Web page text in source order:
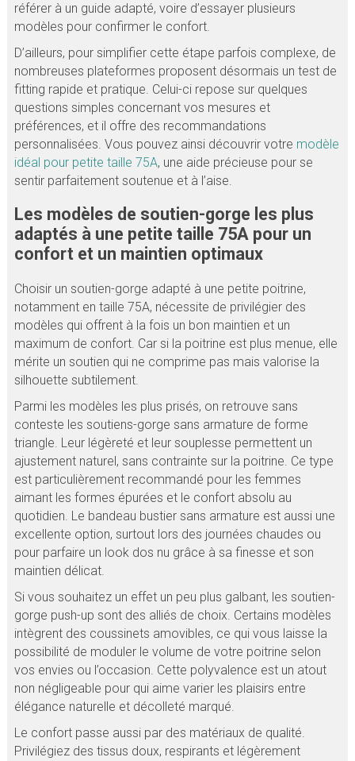
référer à un guide adapté, voire d’essayer plusieurs
modèles pour confirmer le confort.
D’ailleurs, pour simplifier cette étape parfois complexe, de
nombreuses plateformes proposent désormais un test de
fitting rapide et pratique. Celui-ci repose sur quelques
questions simples concernant vos mesures et
préférences, et il offre des recommandations
personnalisées. Vous pouvez ainsi découvrir votre modèle
idéal pour petite taille 75A, une aide précieuse pour se
sentir parfaitement soutenue et à l’aise.
Les modèles de soutien-gorge les plus
adaptés à une petite taille 75A pour un
confort et un maintien optimaux
Choisir un soutien-gorge adapté à une petite poitrine,
notamment en taille 75A, nécessite de privilégier des
modèles qui offrent à la fois un bon maintien et un
maximum de confort. Car si la poitrine est plus menue, elle
mérite un soutien qui ne comprime pas mais valorise la
silhouette subtilement.
Parmi les modèles les plus prisés, on retrouve sans
conteste les soutiens-gorge sans armature de forme
triangle. Leur légèreté et leur souplesse permettent un
ajustement naturel, sans contrainte sur la poitrine. Ce type
est particulièrement recommandé pour les femmes
aimant les formes épurées et le confort absolu au
quotidien. Le bandeau bustier sans armature est aussi une
excellente option, surtout lors des journées chaudes ou
pour parfaire un look dos nu grâce à sa finesse et son
maintien délicat.
Si vous souhaitez un effet un peu plus galbant, les soutien-
gorge push-up sont des alliés de choix. Certains modèles
intègrent des coussinets amovibles, ce qui vous laisse la
possibilité de moduler le volume de votre poitrine selon
vos envies ou l’occasion. Cette polyvalence est un atout
non négligeable pour qui aime varier les plaisirs entre
élégance naturelle et décolleté marqué.
Le confort passe aussi par des matériaux de qualité.
Privilégiez des tissus doux, respirants et légèrement